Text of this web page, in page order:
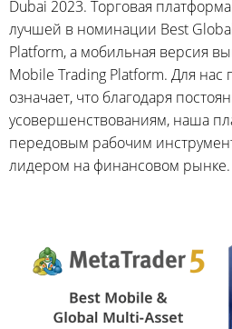
Dubai 2023. Торговая
лучшей в номинации Best
Platform, а мобильная версия
Mobile Trading Platform. Для
означает, что благодаря
усовершенствованиям, наша
передовым рабочим
лидером на финансовом рынке.